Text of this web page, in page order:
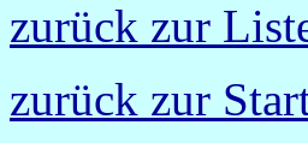
zurück zur
zurück zur